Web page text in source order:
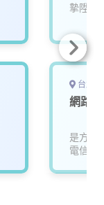
摯陞數
台北
網路
是方電
電信關